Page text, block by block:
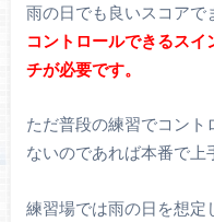
雨の日でも良いスコアで
コントロールできるス
チが必要です。
ただ普段の練習でコント
ないのであれば本番で上
練習場では雨の日を想定